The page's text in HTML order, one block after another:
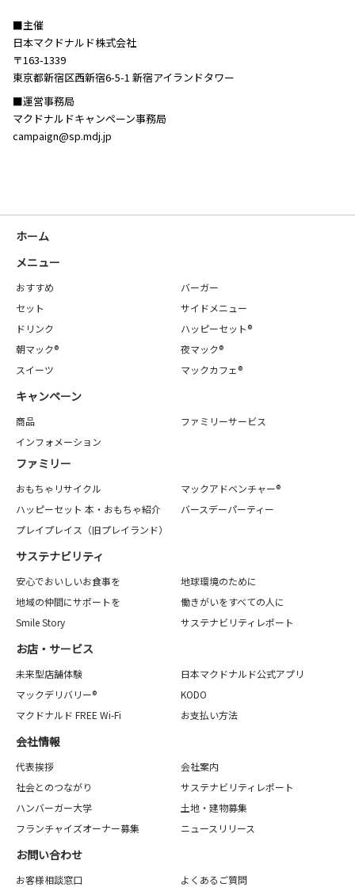
■主催
日本マクドナルド株式会社
〒163-1339
東京都新宿区西新宿6-5-1 新宿アイランドタワー
■運営事務局
マクドナルドキャンペーン事務局
campaign@sp.mdj.jp
ホーム
メニュー
おすすめ
バーガー
セット
サイドメニュー
ドリンク
ハッピーセット®
朝マック®
夜マック®
スイーツ
マックカフェ®
キャンペーン
商品
ファミリーサービス
インフォメーション
ファミリー
おもちゃリサイクル
マックアドベンチャー®
ハッピーセット 本・おもちゃ紹介
バースデーパーティー
プレイプレイス（旧プレイランド）
サステナビリティ
安心でおいしいお食事を
地球環境のために
地域の仲間にサポートを
働きがいをすべての人に
Smile Story
サステナビリティレポート
お店・サービス
未来型店舗体験
日本マクドナルド公式アプリ
マックデリバリー®
KODO
マクドナルド FREE Wi-Fi
お支払い方法
会社情報
代表挨拶
会社案内
社会とのつながり
サステナビリティレポート
ハンバーガー大学
土地・建物募集
フランチャイズオーナー募集
ニュースリリース
お問い合わせ
お客様相談窓口 よくあるご質問